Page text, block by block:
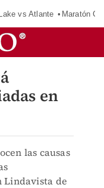
vs Atlante Maratón
en
las causas
Lindavista de